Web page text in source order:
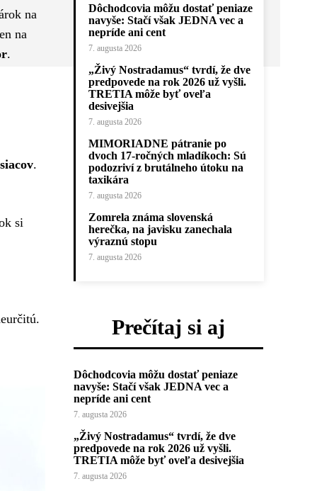
na
na
.
.
si
Dôchodcovia môžu dostať peniaze
navyše: Stačí však JEDNA vec a
nepríde ani cent
7. augusta 2026
„Živý Nostradamus“ tvrdí, že dve
predpovede na rok 2026 už vyšli.
TRETIA môže byť oveľa
desivejšia
7. augusta 2026
MIMORIADNE pátranie po
dvoch 17-ročných mladíkoch: Sú
podozriví z brutálneho útoku na
taxikára
7. augusta 2026
Zomrela známa slovenská
herečka, na javisku zanechala
výraznú stopu
7. augusta 2026
Prečítaj si aj
Dôchodcovia môžu dostať peniaze
navyše: Stačí však JEDNA vec a
nepríde ani cent
7. augusta 2026
„Živý Nostradamus“ tvrdí, že dve
predpovede na rok 2026 už vyšli.
TRETIA môže byť oveľa desivejšia
7. augusta 2026